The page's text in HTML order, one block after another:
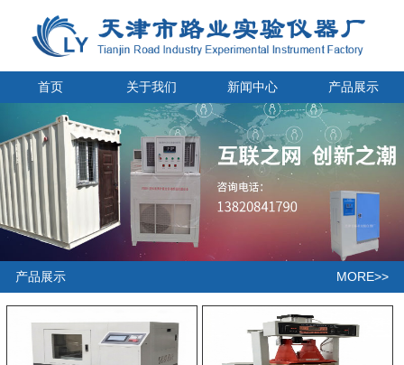
首页 关于我们 新闻中心 产品展示
产品展示 MORE>>